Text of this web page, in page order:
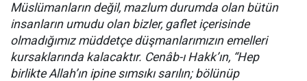
Müslümanların değil, mazlum durumda olan bütün
insanların umudu olan bizler, gaflet içerisinde
olmadığımız müddetçe düşmanlarımızın emelleri
kursaklarında kalacaktır. Cenâb-ı Hakk’ın, “Hep
birlikte Allah’ın ipine sımsıkı sarılın; bölünüp